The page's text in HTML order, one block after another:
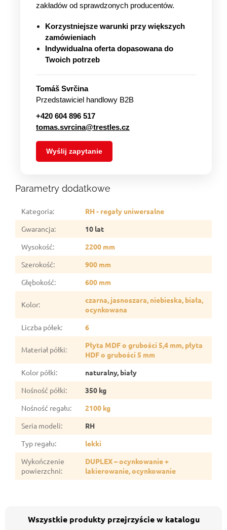
zakładów od sprawdzonych producentów.
Korzystniejsze warunki przy większych
zamówieniach
Indywidualna oferta dopasowana do
Twoich potrzeb
Tomáš Svrčina
Przedstawiciel handlowy B2B
+420 604 896 517
tomas.svrcina@trestles.cz
Wyślij zapytanie
Parametry dodatkowe
Kategoria:
RH - regały uniwersalne
Gwarancja:
10 lat
Wysokość:
2200 mm
Szerokość:
900 mm
Głębokość: 600 mm
Kolor:
czarna, jasnoszara, niebieska, biała,
ocynkowana
Liczba półek: 6
Materiał półki:
Płyta MDF o grubości 5,4 mm, płyta
HDF o grubości 5 mm
Kolor półki:
naturalny, biały
Nośność półki:
350 kg
Nośność regału:
2100 kg
Seria modeli:
RH
Typ regału:
lekki
Wykończenie
powierzchni:
DUPLEX – ocynkowanie +
lakierowanie, ocynkowanie
Wszystkie produkty przejrzyście w katalogu